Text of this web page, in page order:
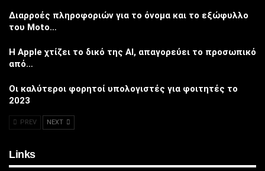
Διαρροές πληροφοριών για το όνομα και το εξώφυλλο
του Moto…
Η Apple χτίζει το δικό της AI, απαγορεύει το προσωπικό
από…
Οι καλύτεροι φορητοί υπολογιστές για φοιτητές το
2023
PREV NEXT
Links